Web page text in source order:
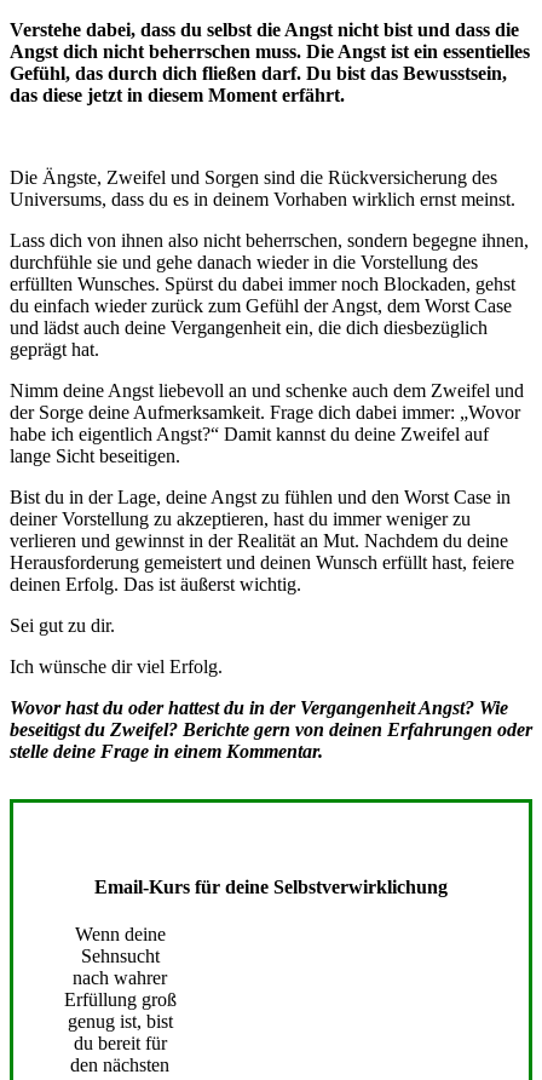
Verstehe dabei, dass du selbst die Angst nicht bist und dass die
Angst dich nicht beherrschen muss. Die Angst ist ein essentielles
Gefühl, das durch dich fließen darf. Du bist das Bewusstsein,
das diese jetzt in diesem Moment erfährt.
Die Ängste, Zweifel und Sorgen sind die Rückversicherung des
Universums, dass du es in deinem Vorhaben wirklich ernst meinst.
Lass dich von ihnen also nicht beherrschen, sondern begegne ihnen,
durchfühle sie und gehe danach wieder in die Vorstellung des
erfüllten Wunsches. Spürst du dabei immer noch Blockaden, gehst
du einfach wieder zurück zum Gefühl der Angst, dem Worst Case
und lädst auch deine Vergangenheit ein, die dich diesbezüglich
geprägt hat.
Nimm deine Angst liebevoll an und schenke auch dem Zweifel und
der Sorge deine Aufmerksamkeit. Frage dich dabei immer: „Wovor
habe ich eigentlich Angst?“ Damit kannst du deine Zweifel auf
lange Sicht beseitigen.
Bist du in der Lage, deine Angst zu fühlen und den Worst Case in
deiner Vorstellung zu akzeptieren, hast du immer weniger zu
verlieren und gewinnst in der Realität an Mut. Nachdem du deine
Herausforderung gemeistert und deinen Wunsch erfüllt hast, feiere
deinen Erfolg. Das ist äußerst wichtig.
Sei gut zu dir.
Ich wünsche dir viel Erfolg.
Wovor hast du oder hattest du in der Vergangenheit Angst? Wie
beseitigst du Zweifel? Berichte gern von deinen Erfahrungen oder
stelle deine Frage in einem Kommentar.
Email-Kurs für deine Selbstverwirklichung
Wenn deine
Sehnsucht
nach wahrer
Erfüllung groß
genug ist, bist
du bereit für
den nächsten